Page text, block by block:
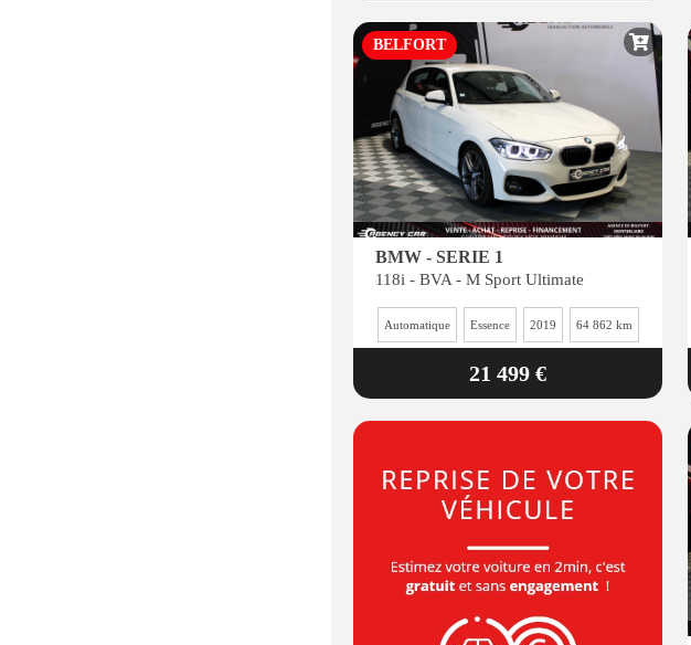
BELFORT
BMW - SERIE 1
118i - BVA - M Sport Ultimate
Automatique Essence 2019 64 862 km
21 499 €